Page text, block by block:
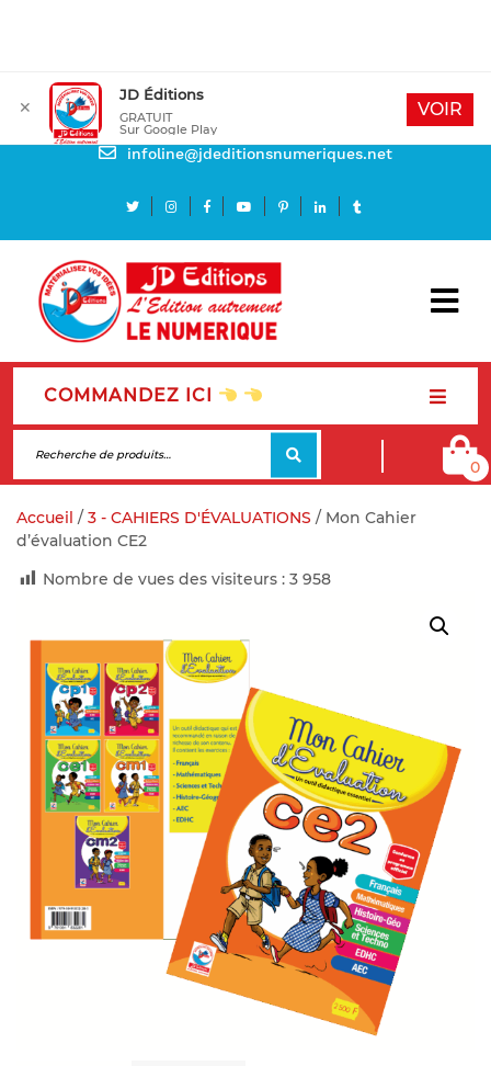
Besoin d'aide
infoline@jdeditionsnumeriques.net
COMMANDEZ ICI
0
Accueil / 3 - CAHIERS D'ÉVALUATIONS / Mon Cahier
d’évaluation CE2
Nombre de vues des visiteurs : 3 958
✕
JD Éditions
GRATUIT
Sur Google Play
VOIR